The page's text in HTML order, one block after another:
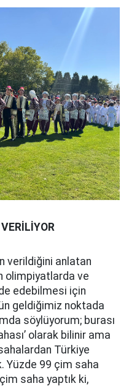
verildiğini anlatan
olimpiyatlarda ve
edebilmesi için
geldiğimiz noktada
söylüyorum; burası
olarak bilinir ama
sahalardan Türkiye
Yüzde 99 çim saha
saha yaptık ki,